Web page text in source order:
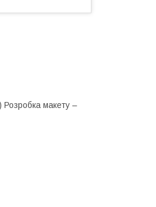
Розробка макету –